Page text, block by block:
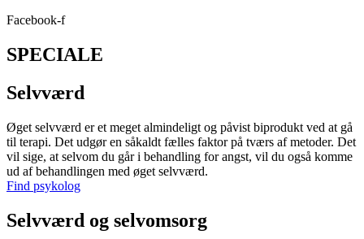
Facebook-f
SPECIALE
Selvværd
Øget selvværd er et meget almindeligt og påvist biprodukt ved at gå
til terapi. Det udgør en såkaldt fælles faktor på tværs af metoder. Det
vil sige, at selvom du går i behandling for angst, vil du også komme
ud af behandlingen med øget selvværd.
Find psykolog
Selvværd og selvomsorg